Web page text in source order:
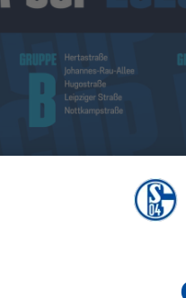
Jahren zu einem